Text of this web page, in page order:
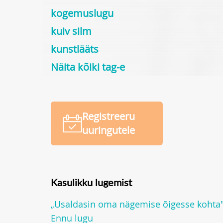
kogemuslugu
kuiv silm
kunstlääts
Näita kõiki tag-e
Registreeru
uuringutele
Kasulikku lugemist
„Usaldasin oma nägemise õigesse
Ennu lugu